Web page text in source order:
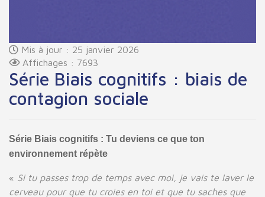
Mis à jour : 25 janvier 2026
Affichages : 7693
Série Biais cognitifs : biais de
contagion sociale
Série Biais cognitifs : Tu deviens ce que ton
environnement répète
« Si tu passes trop de temps avec moi, je vais te laver le
cerveau pour que tu croies en toi et que tu saches que